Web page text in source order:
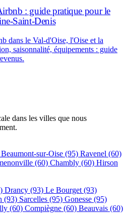
: guide pratique pour le
Saint-Denis
dans le Val-d'Oise, l'Oise et la
saisonnalité, équipements : guide
dans les villes que nous
Beaumont-sur-Oise (95) Ravenel (60)
(60) Chambly (60) Hirson
Drancy (93) Le Bourget (93)
(93) Sarcelles (95) Gonesse (95)
(60) Compiègne (60) Beauvais (60)